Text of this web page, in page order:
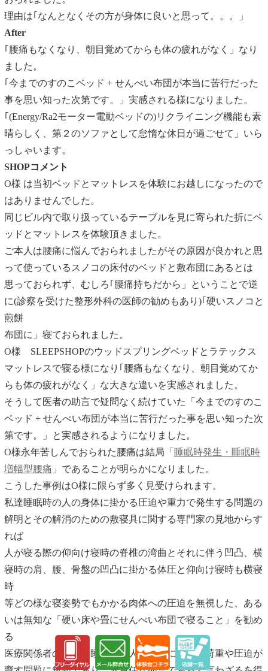
理由は｢なんとなくその方が身体に良いと思って。。。」
After
｢腰痛もなくなり、朝目覚めてからも体の疲れがなく」なり
ました。
｢今までのすのこベッド + せんべい布団が本当に苦行だった
事を思い知った次第です。」実感される様になりました。
｢(Energy/Ra2モーター電動ベッドの)リクライニング機能も素
晴らしく、第２のソファとして怠惰な休日が過ごせて」いら
っしゃいます。
SHOPコメント
O様 は当初ベッドとマットレスを体験にお越しになったので
はありませんでした。
同じビル内で取り扱っているテーブルを見に寄られた折にベ
ッドとマットレスを体験頂きました。
ご本人は腰痛に悩んでおられましたがその原因が良かれと思
って使っているスノコの床付のベッドと敷布団にあるとは
思っておられず、むしろ｢腰痛持ちだから」ということで逆
に(診察を受けた整形外科の医師の勧めもあり)｢硬いスノコと
煎餅
布団に」寝ておられました。
O様 SLEEPSHOPのウッドスプリングベッドとラテックス
マットレスで寝る様になり｢腰痛もなくなり、朝目覚めてか
らも体の疲れがなく」な大きな違いを実感されました。
そうして医者の助言で疑問なく続けていた「今までのすのこ
ベッド + せんべい布団が本当に苦行だった事を思い知った次
第です。」と実感されるようになりました。
O様永年苦しんでおられた腰痛は結局「 睡眠時発生・睡眠時
増幅型腰痛 」であることが明らかになりました。
こうした事例はO様に限らず多く見受けられます。
私達睡眠時の人の身体に掛かる圧迫や重力で発生する問題の
解明とその解消のための敷寝具に関する専門家の見地からす
れば
人が寝る際の仰向け寝時の脊椎の湾曲とそれに伴う凹凸、横
寝時の肩、腰、骨盤の凹凸に掛かる体圧と仰向け寝時も横寝
時
等どの様な寝姿勢でもかかる肉体への圧迫を無視した、ある
いは無知な「硬い床や畳にせんべい布団で寝ること」を勧め
る
医療関係者の言葉は睡眠時の人の身体に掛かる荷重や圧迫が